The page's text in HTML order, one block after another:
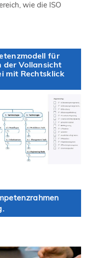
wie die ISO
für
der Vollansicht
mit Rechtsklick